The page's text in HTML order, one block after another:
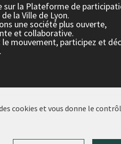
sur la Plateforme de
la Ville de Lyon.
une société plus ouverte,
et collaborative.
le mouvement, participez et
cookies et vous donne le